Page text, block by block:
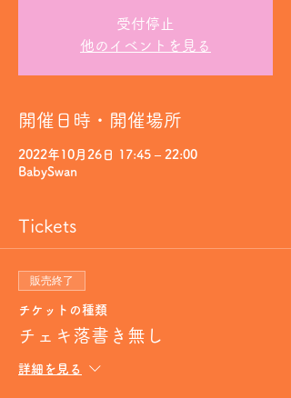
受付停止
他のイベントを見る
開催日時・開催場所
2022年10月26日 17:45 – 22:00
BabySwan
Tickets
販売終了
チケットの種類
チェキ落書き無し
詳細を見る